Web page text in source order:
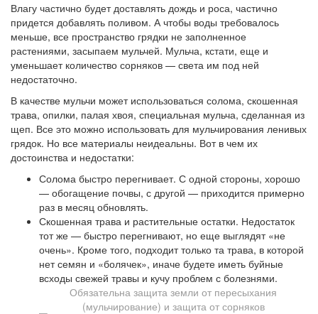
Влагу частично будет доставлять дождь и роса, частично
придется добавлять поливом. А чтобы воды требовалось
меньше, все пространство грядки не заполненное
растениями, засыпаем мульчей. Мульча, кстати, еще и
уменьшает количество сорняков — света им под ней
недостаточно.
В качестве мульчи может использоваться солома, скошенная
трава, опилки, палая хвоя, специальная мульча, сделанная из
щеп. Все это можно использовать для мульчирования ленивых
грядок. Но все материалы неидеальны. Вот в чем их
достоинства и недостатки:
Солома быстро перегнивает. С одной стороны, хорошо
— обогащение почвы, с другой — приходится примерно
раз в месяц обновлять.
Скошенная трава и растительные остатки. Недостаток
тот же — быстро перегнивают, но еще выглядят «не
очень». Кроме того, подходит только та трава, в которой
нет семян и «болячек», иначе будете иметь буйные
всходы свежей травы и кучу проблем с болезнями.
Обязательна защита земли от пересыхания
(мульчирование) и защита от сорняков